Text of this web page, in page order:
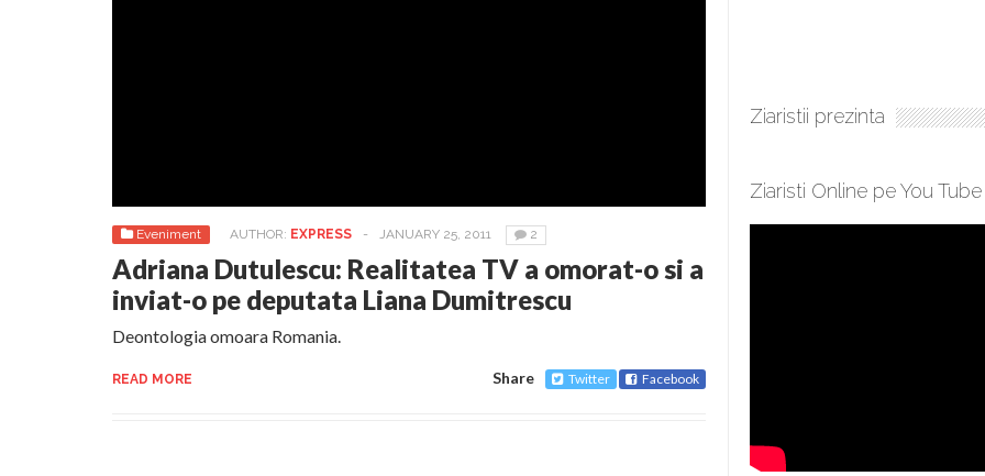
Eveniment AUTHOR: EXPRESS - JANUARY 25, 2011 2
Adriana Dutulescu: Realitatea TV a omorat-o si a
inviat-o pe deputata Liana Dumitrescu
Deontologia omoara Romania.
READ MORE Share Twitter Facebook
Ziaristii prezinta
Ziaristi Online pe You Tube